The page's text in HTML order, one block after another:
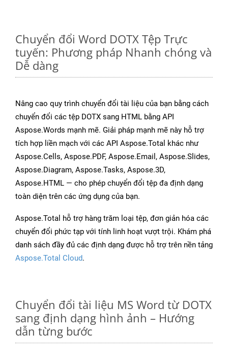
Chuyển đổi Word DOTX Tệp Trực
tuyến: Phương pháp Nhanh chóng và
Dễ dàng
Nâng cao quy trình chuyển đổi tài liệu của bạn bằng cách
chuyển đổi các tệp DOTX sang HTML bằng API
Aspose.Words mạnh mẽ. Giải pháp mạnh mẽ này hỗ trợ
tích hợp liền mạch với các API Aspose.Total khác như
Aspose.Cells, Aspose.PDF, Aspose.Email, Aspose.Slides,
Aspose.Diagram, Aspose.Tasks, Aspose.3D,
Aspose.HTML — cho phép chuyển đổi tệp đa định dạng
toàn diện trên các ứng dụng của bạn.
Aspose.Total hỗ trợ hàng trăm loại tệp, đơn giản hóa các
chuyển đổi phức tạp với tính linh hoạt vượt trội. Khám phá
danh sách đầy đủ các định dạng được hỗ trợ trên nền tảng
Aspose.Total Cloud.
Chuyển đổi tài liệu MS Word từ DOTX
sang định dạng hình ảnh – Hướng
dẫn từng bước